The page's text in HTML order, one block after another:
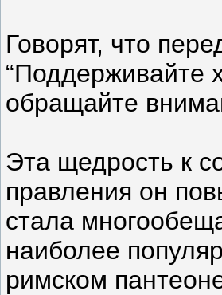
Говорят, что
“Поддерживайте
обращайте
Эта щедрость к
правления он
стала
наиболее
римском